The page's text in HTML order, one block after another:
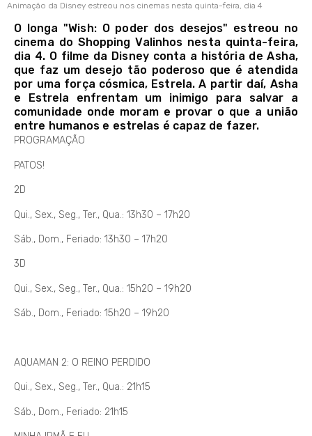
Animação da Disney estreou nos cinemas nesta quinta-feira, dia 4
O longa "Wish: O poder dos desejos" estreou no
cinema do Shopping Valinhos nesta quinta-feira,
dia 4. O filme da Disney conta a história de Asha,
que faz um desejo tão poderoso que é atendida
por uma força cósmica, Estrela. A partir daí, Asha
e Estrela enfrentam um inimigo para salvar a
comunidade onde moram e provar o que a união
entre humanos e estrelas é capaz de fazer.
PROGRAMAÇÃO
PATOS!
2D
Qui., Sex., Seg., Ter., Qua.: 13h30 – 17h20
Sáb., Dom., Feriado: 13h30 – 17h20
3D
Qui., Sex., Seg., Ter., Qua.: 15h20 – 19h20
Sáb., Dom., Feriado: 15h20 – 19h20
AQUAMAN 2: O REINO PERDIDO
Qui., Sex., Seg., Ter., Qua.: 21h15
Sáb., Dom., Feriado: 21h15